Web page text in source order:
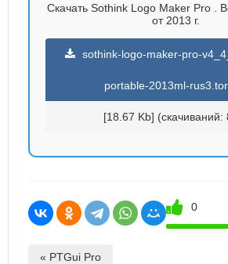
Скачать Sothink Logo Maker Pro .
от 2013 г.
sothink-logo-maker-pro-
portable-2013ml-
[18.67 Kb] (cкачиваний:
0
« PTGui Pro